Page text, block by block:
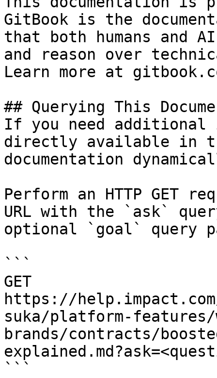
GitBook is the
that both humans and
and reason over
Learn more at
## Querying This
If you need
directly available in
documentation
Perform an HTTP GET
URL with the `ask`
optional `goal` query
```
GET
https://
suka/platform-
brands/contracts/
```